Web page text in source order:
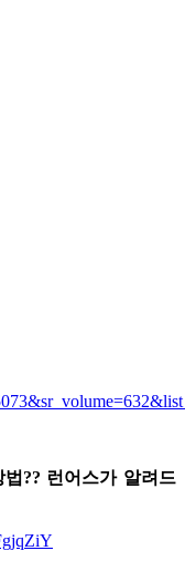
?? 런어스가 알려드